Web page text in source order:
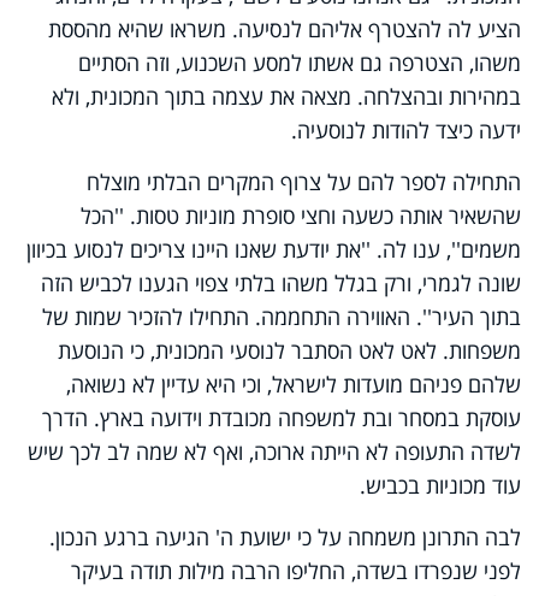
הציע לה להצטרף אליהם לנסיעה. משראו שהיא מהססת
משהו, הצטרפה גם אשתו למסע השכנוע, וזה הסתיים
במהירות ובהצלחה. מצאה את עצמה בתוך המכונית, ולא
ידעה כיצד להודות לנוסעיה.
התחילה לספר להם על צרוף המקרים הבלתי מוצלח
שהשאיר אותה כשעה וחצי סופרת מוניות טסות. ''הכל
משמים'', ענו לה. ''את יודעת שאנו היינו צריכים לנסוע בכיוון
שונה לגמרי, ורק בגלל משהו בלתי צפוי הגענו לכביש הזה
בתוך העיר''. האווירה התחממה. התחילו להזכיר שמות של
משפחות. לאט לאט הסתבר לנוסעי המכונית, כי הנוסעת
שלהם פניהם מועדות לישראל, וכי היא עדיין לא נשואה,
עוסקת במסחר ובת למשפחה מכובדת וידועה בארץ. הדרך
לשדה התעופה לא הייתה ארוכה, ואף לא שמה לב לכך שיש
עוד מכוניות בכביש.
לבה התרונן משמחה על כי ישועת ה' הגיעה ברגע הנכון.
לפני שנפרדו בשדה, החליפו הרבה מילות תודה בעיקר